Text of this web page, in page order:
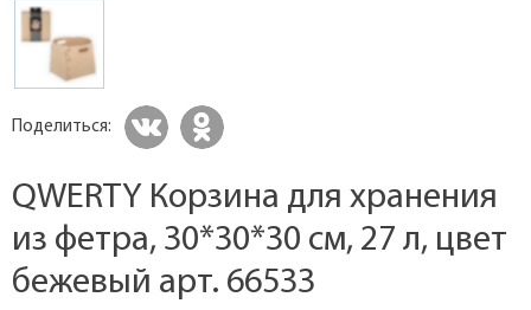
Поделиться:
QWERTY Корзина для хранения
из фетра, 30*30*30 см, 27 л, цвет
бежевый арт. 66533